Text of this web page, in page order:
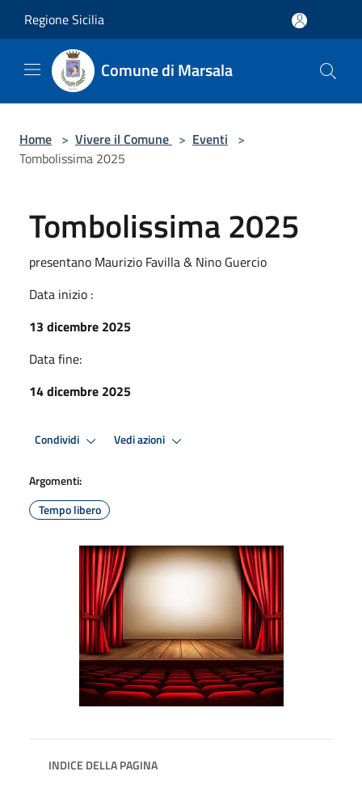
Regione Sicilia
Comune di Marsala
Home > Vivere il Comune > Eventi >
Tombolissima 2025
Tombolissima 2025
presentano Maurizio Favilla & Nino Guercio
Data inizio :
13 dicembre 2025
Data fine:
14 dicembre 2025
Condividi Vedi azioni
Argomenti:
Tempo libero
INDICE DELLA PAGINA